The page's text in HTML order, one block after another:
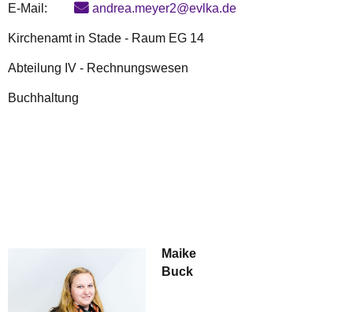
E-Mail: andrea.meyer2@evlka.de
Kirchenamt in Stade - Raum EG 14
Abteilung IV - Rechnungswesen
Buchhaltung
Maike
Buck